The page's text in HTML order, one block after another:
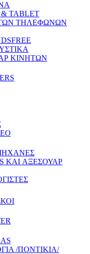
TABLET
ΤΗΛΕΦΩΝΩΝ
ΚΙΝΗΤΩΝ
KAI ΑΞΕΣΟΥΑΡ
/ΠΟΝΤΙΚΙΑ/